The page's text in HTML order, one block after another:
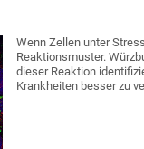
Wenn Zellen unter
Reaktionsmuster.
dieser Reaktion
Krankheiten besser zu